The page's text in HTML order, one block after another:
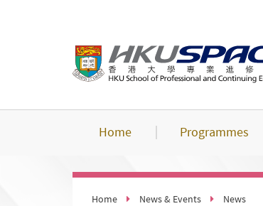
Home Programmes
Home News & Events News